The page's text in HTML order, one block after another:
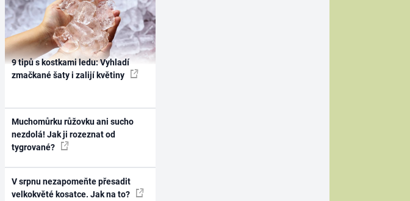
9 tipů s kostkami ledu: Vyhladí
zmačkané šaty i zalijí květiny
Muchomůrku růžovku ani sucho
nezdolá! Jak ji rozeznat od
tygrované?
V srpnu nezapomeňte přesadit
velkokvěté kosatce. Jak na to?